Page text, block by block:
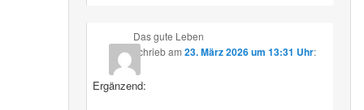
Das gute Leben
schriebam 23. März 2026 um 13:31 Uhr:
Ergänzend: